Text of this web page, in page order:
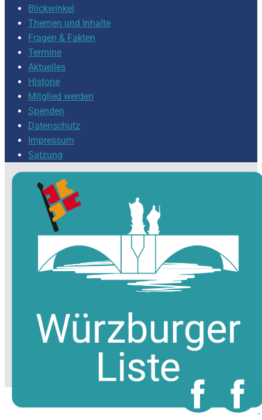
Blickwinkel
Themen und Inhalte
Fragen & Fakten
Termine
Aktuelles
Historie
Mitglied werden
Spenden
Datenschutz
Impressum
Satzung